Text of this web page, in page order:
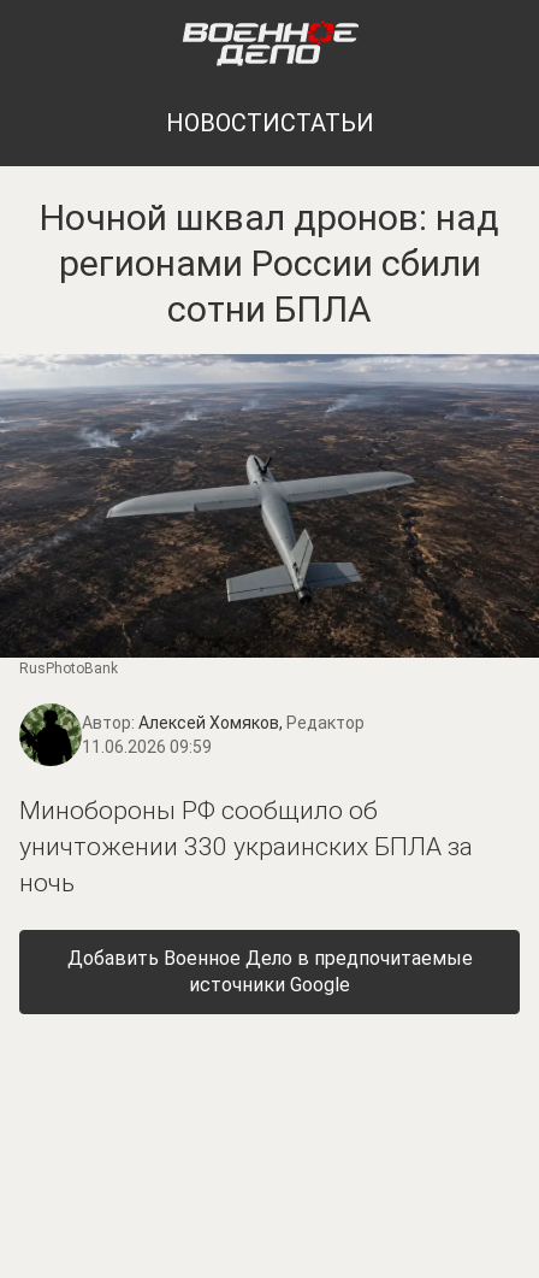
НОВОСТИСТАТЬИ
Ночной шквал дронов: над
регионами России сбили
сотни БПЛА
RusPhotoBank
Автор: Алексей Хомяков, Редактор
11.06.2026 09:59
Минобороны РФ сообщило об
уничтожении 330 украинских БПЛА за
ночь
Добавить Военное Дело в предпочитаемые
источники Google